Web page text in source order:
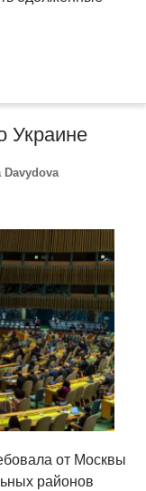
Украине
Davydova
от Москвы
районов